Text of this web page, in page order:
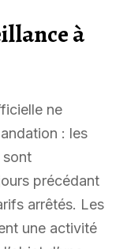
à
ne
: les
sont
précédant
arrêtés. Les
une activité